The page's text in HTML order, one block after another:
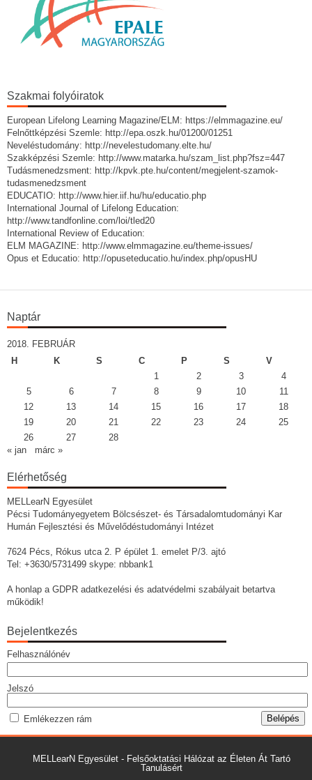
Szakmai folyóiratok
European Lifelong Learning Magazine/ELM: https://elmmagazine.eu/
Felnőttképzési Szemle: http://epa.oszk.hu/01200/01251
Neveléstudomány: http://nevelestudomany.elte.hu/
Szakképzési Szemle: http://www.matarka.hu/szam_list.php?fsz=447
Tudásmenedzsment: http://kpvk.pte.hu/content/megjelent-szamok-
tudasmenedzsment
EDUCATIO: http://www.hier.iif.hu/hu/educatio.php
International Journal of Lifelong Education:
http://www.tandfonline.com/loi/tled20
International Review of Education:
ELM MAGAZINE: http://www.elmmagazine.eu/theme-issues/
Opus et Educatio: http://opuseteducatio.hu/index.php/opusHU
Naptár
2018. FEBRUÁR
H
K S C P S
V
1
2 3
4
5
6 7 8 9 10
11
12
13 14 15 16 17
18
19
20 21 22 23 24
25
26
27
28
« jan
márc »
Elérhetőség
MELLearN Egyesület
Pécsi Tudományegyetem Bölcsészet- és Társadalomtudományi Kar
Humán Fejlesztési és Művelődéstudományi Intézet
7624 Pécs, Rókus utca 2. P épület 1. emelet P/3. ajtó
Tel: +3630/5731499 skype: nbbank1
A honlap a GDPR adatkezelési és adatvédelmi szabályait betartva
működik!
Bejelentkezés
Felhasználónév
Jelszó
Emlékezzen rám
MELLearN Egyesület - Felsőoktatási Hálózat az Életen Át Tartó
Tanulásért